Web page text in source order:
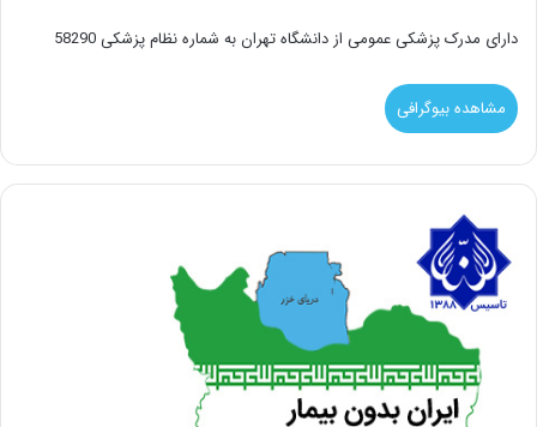
دارای مدرک پزشکی عمومی از دانشگاه تهران به شماره نظام پزشکی 58290
مشاهده بیوگرافی